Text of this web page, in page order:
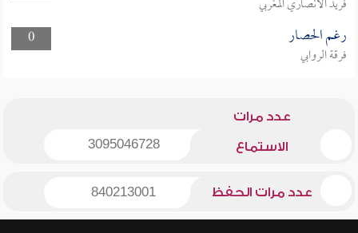
0
رغم الحصار
فرقة الروابي
عدد مرات
الاستماع 3095046728
عدد مرات الحفظ 840213001